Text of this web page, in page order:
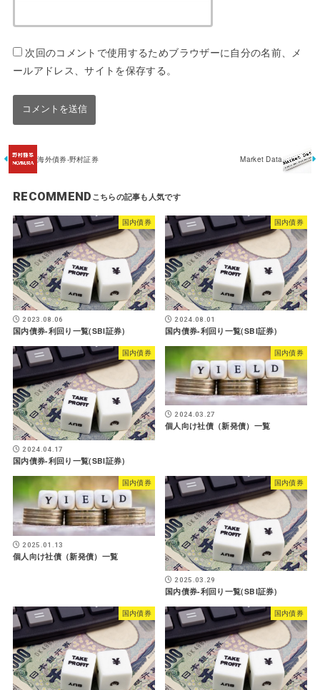
次回のコメントで使用するためブラウザーに自分の名前、メ
ールアドレス、サイトを保存する。
海外債券-野村証券 Market Data
RECOMMEND
国内債券
2023.08.06
国内債券-利回り一覧(SBI証券)
国内債券
2024.08.01
国内債券-利回り一覧(SBI証券)
国内債券
2024.04.17
国内債券-利回り一覧(SBI証券)
国内債券
2024.03.27
個人向け社債（新発債）一覧
国内債券
2025.01.13
個人向け社債（新発債）一覧
国内債券
2025.03.29
国内債券-利回り一覧(SBI証券)
国内債券 国内債券